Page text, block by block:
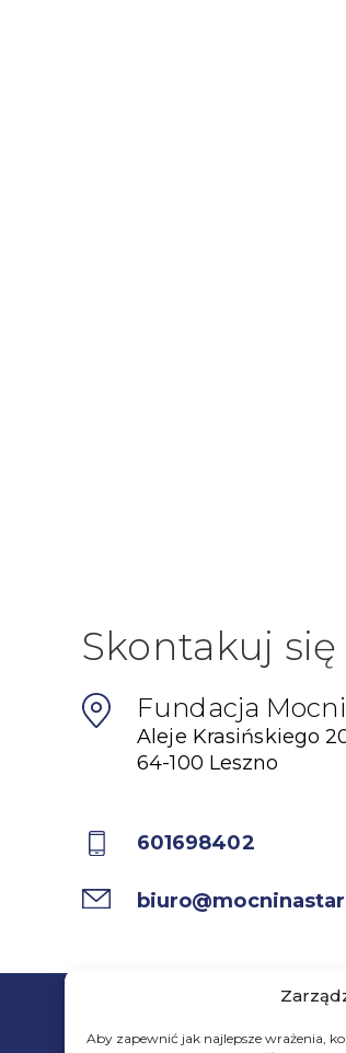
Aby zapewnić jak najlepsze wrażenia,
Skontakuj
Fundacja
Aleje Krasińskiego
64-100 Leszno
601698402